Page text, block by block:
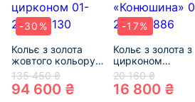
-30%
Кольє з золота
жовтого кольору з
цирконом 01-
200218130
135 450 ₴
94 600 ₴
-17%
Кольє з золота з
цирконом
«Конюшина» 01-
200781886
20 160 ₴
16 800 ₴